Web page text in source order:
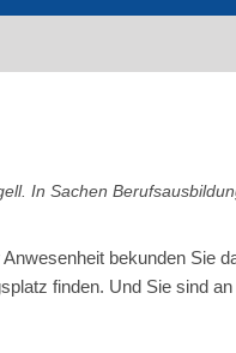
In Sachen
bekunden Sie
finden. Und Sie sind